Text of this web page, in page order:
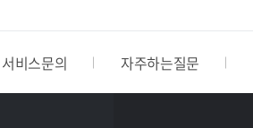
서비스문의 자주하는질문